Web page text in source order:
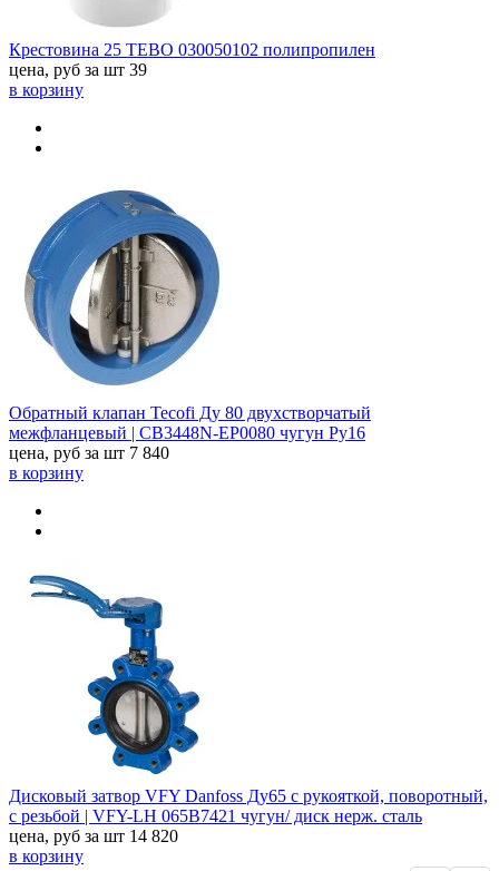
Крестовина 25 TEBO 030050102 полипропилен
цена, руб за шт 39
в корзину
Обратный клапан Tecofi Ду 80 двухстворчатый
межфланцевый | CB3448N-EP0080 чугун Ру16
цена, руб за шт 7 840
в корзину
Дисковый затвор VFY Danfoss Ду65 с рукояткой, поворотный,
с резьбой | VFY-LH 065B7421 чугун/ диск нерж. сталь
цена, руб за шт 14 820
в корзину